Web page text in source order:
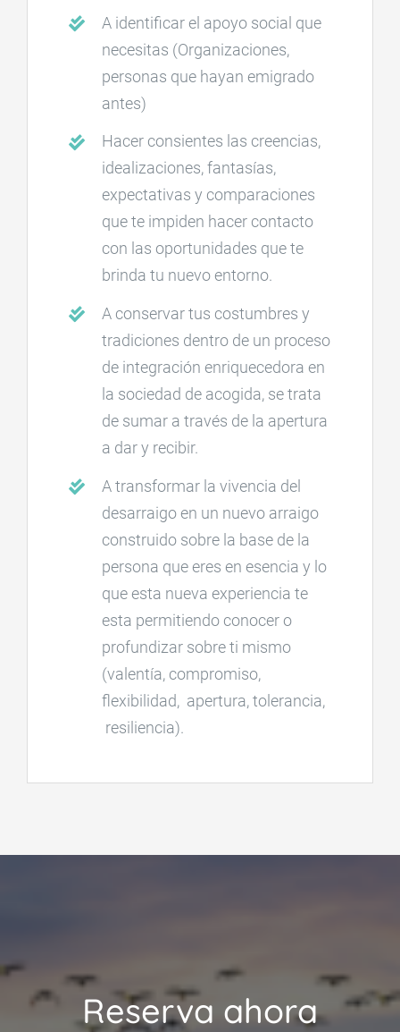
A identificar el apoyo social que
necesitas (Organizaciones,
personas que hayan emigrado
antes)
Hacer consientes las creencias,
idealizaciones, fantasías,
expectativas y comparaciones
que te impiden hacer contacto
con las oportunidades que te
brinda tu nuevo entorno.
A conservar tus costumbres y
tradiciones dentro de un proceso
de integración enriquecedora en
la sociedad de acogida, se trata
de sumar a través de la apertura
a dar y recibir.
A transformar la vivencia del
desarraigo en un nuevo arraigo
construido sobre la base de la
persona que eres en esencia y lo
que esta nueva experiencia te
esta permitiendo conocer o
profundizar sobre ti mismo
(valentía, compromiso,
flexibilidad, apertura, tolerancia,
resiliencia).
Reserva ahora